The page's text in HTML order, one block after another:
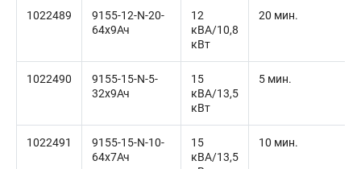
1022489
9155-12-N-20-
64x9Ач
12
кВА/10,8
кВт
20 мин.
1022490
9155-15-N-5-
32x9Ач
15
кВА/13,5
кВт
5 мин.
1022491
9155-15-N-10-
64x7Ач
15
кВА/13,5
10 мин.